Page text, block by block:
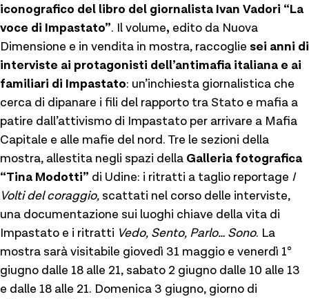
iconografico del libro del giornalista Ivan Vadori “La
voce di Impastato”. Il volume, edito da Nuova
Dimensione e in vendita in mostra, raccoglie sei anni di
interviste ai protagonisti dell’antimafia italiana e ai
familiari di Impastato: un’inchiesta giornalistica che
cerca di dipanare i fili del rapporto tra Stato e mafia a
patire dall’attivismo di Impastato per arrivare a Mafia
Capitale e alle mafie del nord. Tre le sezioni della
mostra, allestita negli spazi della Galleria fotografica
“Tina Modotti” di Udine: i ritratti a taglio reportage I
Volti del coraggio, scattati nel corso delle interviste,
una documentazione sui luoghi chiave della vita di
Impastato e i ritratti Vedo, Sento, Parlo… Sono. La
mostra sarà visitabile giovedì 31 maggio e venerdì 1°
giugno dalle 18 alle 21, sabato 2 giugno dalle 10 alle 13
e dalle 18 alle 21. Domenica 3 giugno, giorno di